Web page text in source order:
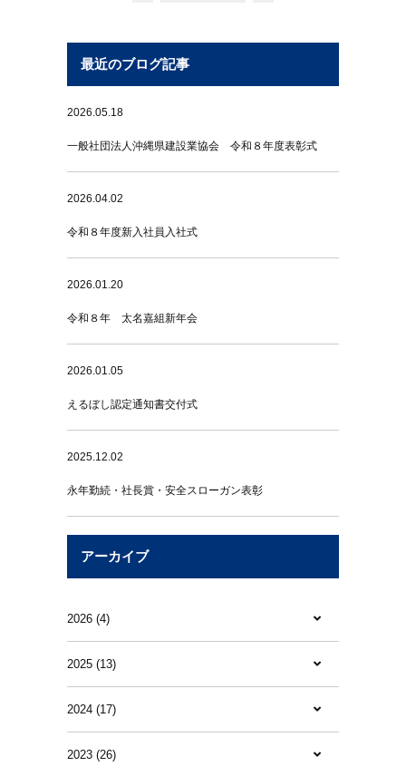
最近のブログ記事
2026.05.18
一般社団法人沖縄県建設業協会 令和８年度表彰式
2026.04.02
令和８年度新入社員入社式
2026.01.20
令和８年 太名嘉組新年会
2026.01.05
えるぼし認定通知書交付式
2025.12.02
永年勤続・社長賞・安全スローガン表彰
アーカイブ
2026 (4)
2025 (13)
2024 (17)
2023 (26)